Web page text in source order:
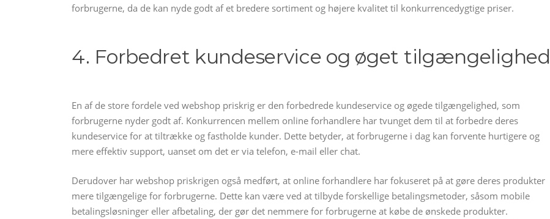
forbrugerne, da de kan nyde godt af et bredere sortiment og højere kvalitet til konkurrencedygtige priser.
4. Forbedret kundeservice og øget tilgængelighed
En af de store fordele ved webshop priskrig er den forbedrede kundeservice og øgede tilgængelighed, som
forbrugerne nyder godt af. Konkurrencen mellem online forhandlere har tvunget dem til at forbedre deres
kundeservice for at tiltrække og fastholde kunder. Dette betyder, at forbrugerne i dag kan forvente hurtigere og
mere effektiv support, uanset om det er via telefon, e-mail eller chat.
Derudover har webshop priskrigen også medført, at online forhandlere har fokuseret på at gøre deres produkter
mere tilgængelige for forbrugerne. Dette kan være ved at tilbyde forskellige betalingsmetoder, såsom mobile
betalingsløsninger eller afbetaling, der gør det nemmere for forbrugerne at købe de ønskede produkter.